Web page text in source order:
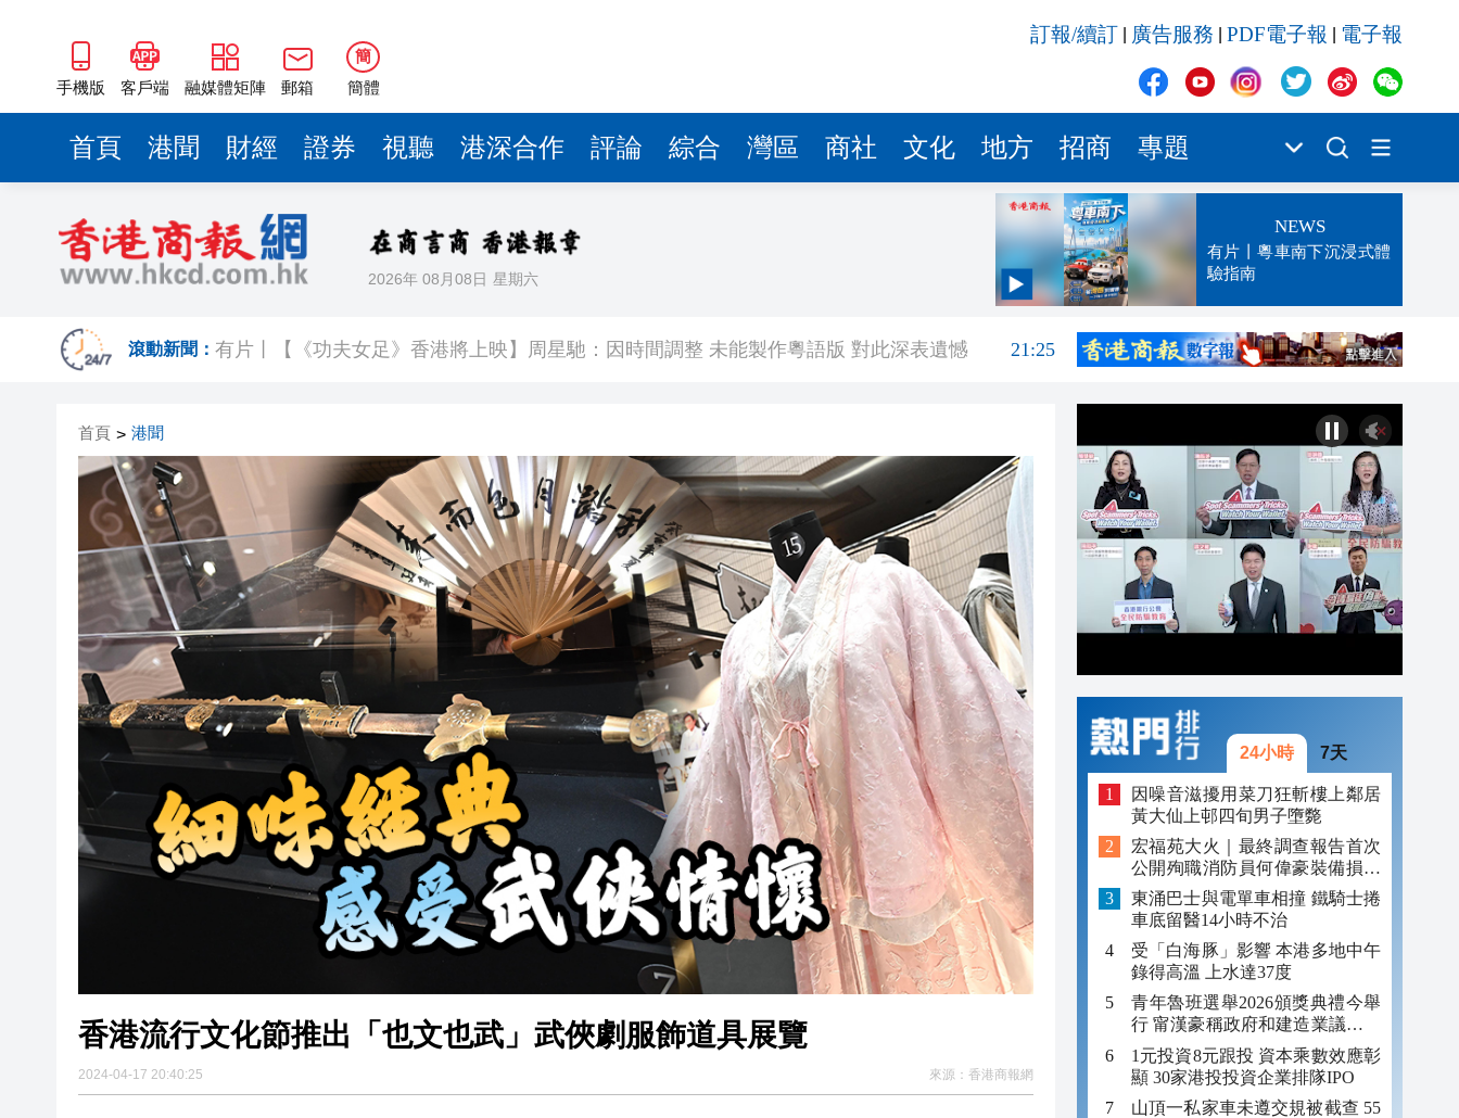
手機版 客戶端 融媒體矩陣 郵箱
簡
簡體
訂報/續訂 廣告服務 PDF電子報 電子報
首頁 港聞 財經 證券 視聽 港深合作 評論 綜合 灣區 商社 文化 地方 招商 專題
2026年 08月08日 星期六
NEWS
有片丨粵車南下沉浸式體
驗指南
滾動新聞：
21:55
有片丨【《功夫女足》香港將上映】周星馳：因時間調整 未能製作粵語版 對此深表遺憾
21:25
有片丨《功夫女足》將登香港銀幕 周星馳率團隊造勢 劉嘉玲迪麗熱巴等驚喜現身
20:34
「滬港澳台青少年體育舞蹈交流活動」圓滿舉行
風雨過後八桂安好｜桂港直航加持 廣西推出港澳遊客門票五折優惠力拓暑期入境市場
相約深圳，見證奇蹟 國際消費與出海服務雙輪驅動
20:17
首頁 > 港聞
香港流行文化節推出「也文也武」武俠劇服飾道具展覽
2024-04-17 20:40:25 來源： 香港商報網
24小時 7天
因噪音滋擾用菜刀狂斬樓上鄰居
黃大仙上邨四旬男子墮斃
宏福苑大火｜最終調查報告首次
公開殉職消防員何偉豪裝備損毀
照片
東涌巴士與電單車相撞 鐵騎士捲
車底留醫14小時不治
受「白海豚」影響 本港多地中午
錄得高溫 上水達37度
青年魯班選舉2026頒獎典禮今舉
行 甯漢豪稱政府和建造業議會做
好培訓工作
1元投資8元跟投 資本乘數效應彰
顯 30家港投投資企業排隊IPO
山頂一私家車未遵交規被截查 55